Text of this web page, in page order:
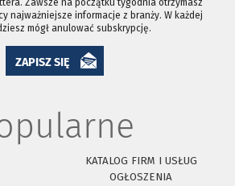
Zawsze na początku tygodnia otrzymasz
najważniejsze informacje z branży. W każdej
mógł anulować subskrypcję.
ZAPISZ SIĘ
KATALOG FIRM I USŁUG
OGŁOSZENIA